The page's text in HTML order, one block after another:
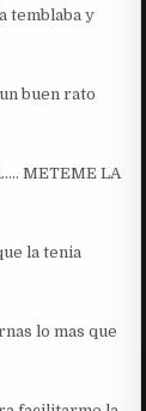
temblaba y
buen rato
METEME LA
la tenia
lo mas que